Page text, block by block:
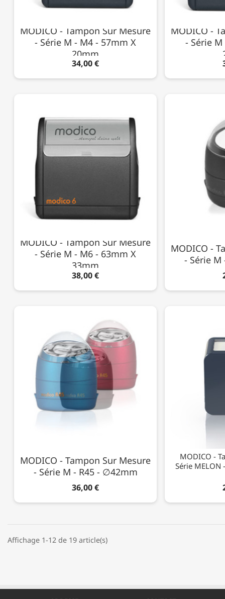
MODICO - Tampon Sur Mesure
- Série M - M4 - 57mm X
20mm
34,00 €
MODICO -
- Série
MODICO - Tampon Sur Mesure
- Série M - M6 - 63mm X
33mm
38,00 €
MODICO -
- Série
MODICO - Tampon Sur Mesure
- Série M - R45 - ∅42mm
36,00 €
MODICO -
Série MELON
Affichage 1-12 de 19 article(s)